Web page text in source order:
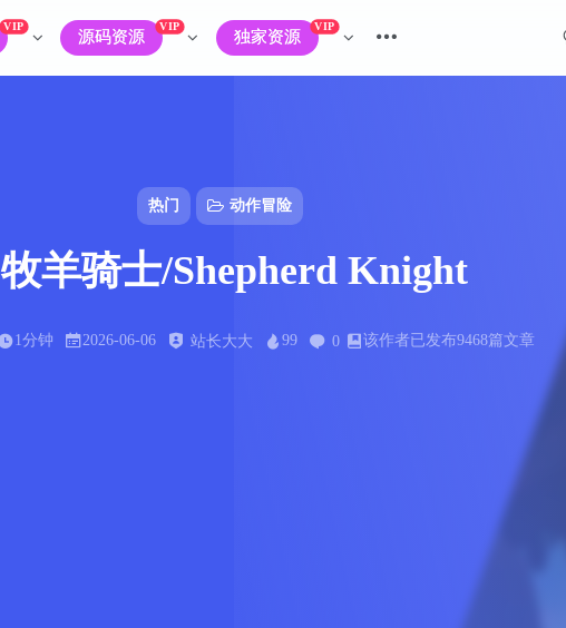
热门 动作冒险
牧羊骑士/Shepherd Knight
1分钟 2026-06-06 站长大大 99 0 该作者已发布9468篇文章
VIP
源码资源
VIP
独家资源
VIP